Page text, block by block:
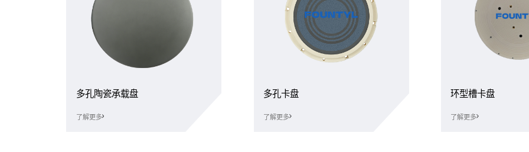
多孔陶瓷承载盘
了解更多
多孔卡盘
了解更多
环型槽卡盘
了解更多